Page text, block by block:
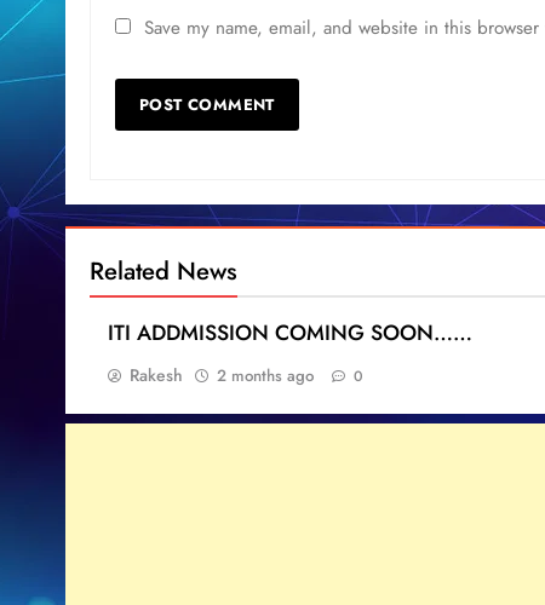
Save my name, email, and website in this
Related News
ITI ADDMISSION COMING SOON……
Rakesh 2 months ago 0